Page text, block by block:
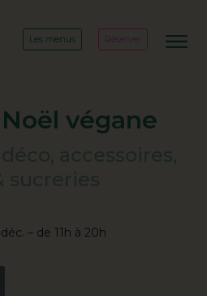
Les menus Réserver
végane
– de 11h à 20h